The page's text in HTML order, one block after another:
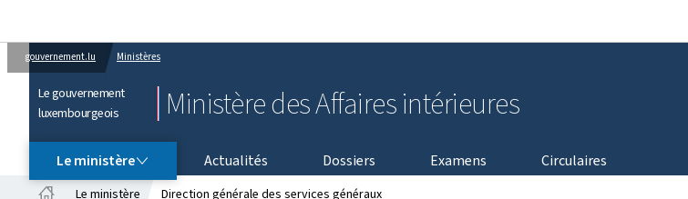
gouvernement.lu Ministères
Le gouvernement
luxembourgeois
Ministère des Affaires intérieures
Le ministère Actualités Dossiers Examens
Circulaires
Le ministère Direction générale des services généraux